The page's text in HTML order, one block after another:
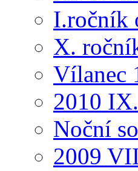
I.ročník
X.
Vílanec
2010
Noční
2009